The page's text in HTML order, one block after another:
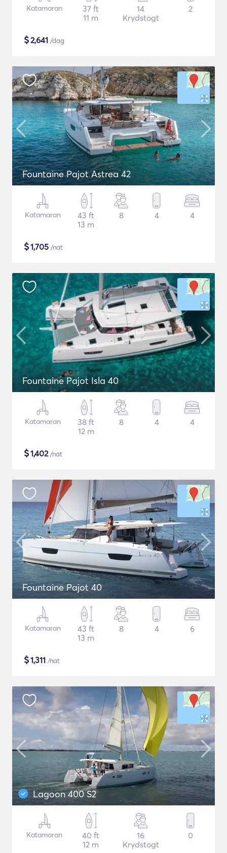
Katamaran
37 ft
11 m
14
Krydstogt
2
$2,641 /dag
Fountaine Pajot Astrea 42
Katamaran
43 ft
13 m
8 4 4
$1,705 /nat
Fountaine Pajot Isla 40
Katamaran
38 ft
12 m
8 4 4
$1,402/nat
Fountaine Pajot 40
Katamaran
43 ft
13 m
8 4 6
$1,311 /nat
Lagoon 400 S2
Katamaran
40 ft
12 m
16
Krydstogt
0